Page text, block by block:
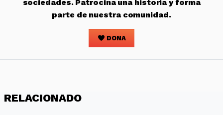
sociedades. Patrocina una historia y forma
parte de nuestra comunidad.
DONA
RELACIONADO